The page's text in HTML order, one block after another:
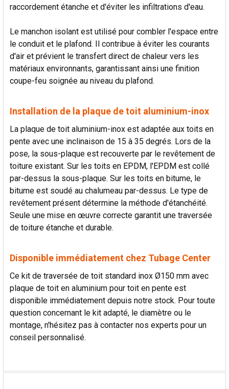
raccordement étanche et d'éviter les infiltrations d'eau.
Le manchon isolant est utilisé pour combler l'espace entre
le conduit et le plafond. Il contribue à éviter les courants
d'air et prévient le transfert direct de chaleur vers les
matériaux environnants, garantissant ainsi une finition
coupe-feu soignée au niveau du plafond.
Installation de la plaque de toit aluminium-inox
La plaque de toit aluminium-inox est adaptée aux toits en
pente avec une inclinaison de 15 à 35 degrés. Lors de la
pose, la sous-plaque est recouverte par le revêtement de
toiture existant. Sur les toits en EPDM, l'EPDM est collé
par-dessus la sous-plaque. Sur les toits en bitume, le
bitume est soudé au chalumeau par-dessus. Le type de
revêtement présent détermine la méthode d'étanchéité.
Seule une mise en œuvre correcte garantit une traversée
de toiture étanche et durable.
Disponible immédiatement chez Tubage Center
Ce kit de traversée de toit standard inox Ø150 mm avec
plaque de toit en aluminium pour toit en pente est
disponible immédiatement depuis notre stock. Pour toute
question concernant le kit adapté, le diamètre ou le
montage, n'hésitez pas à contacter nos experts pour un
conseil personnalisé.